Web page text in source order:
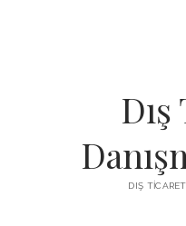
IGTV IZLENME
THREADS
DIŞ